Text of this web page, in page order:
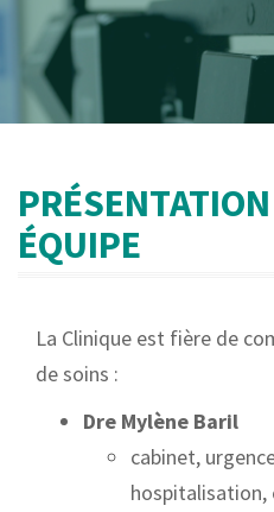
ÉQUIPE
La Clinique est fière de
de soins :
Dre Mylène Baril
cabinet,
hospitalisation,